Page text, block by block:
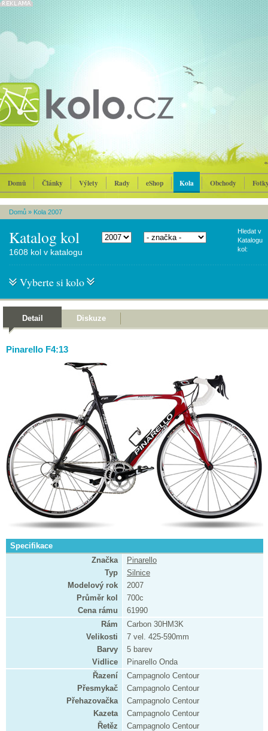
Domů Články Výlety Rady eShop Kola Obchody
Domů » Kola 2007
Katalog kol
Hledat v
Katalogu
kol:
1608 kol v katalogu
Vyberte si kolo
Detail Diskuze
Pinarello F4:13
Specifikace
Značka
Pinarello
Typ
Silnice
Modelový rok
2007
Průměr kol
700c
Cena rámu
61990
Rám
Carbon 30HM3K
Velikosti
7 vel. 425-590mm
Barvy
5 barev
Vidlice
Pinarello Onda
Řazení
Campagnolo Centour
Přesmykač
Campagnolo Centour
Přehazovačka
Campagnolo Centour
Kazeta
Campagnolo Centour
Řetěz
Campagnolo Centour